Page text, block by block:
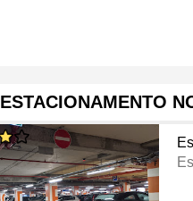
ESTACIONAMENTO